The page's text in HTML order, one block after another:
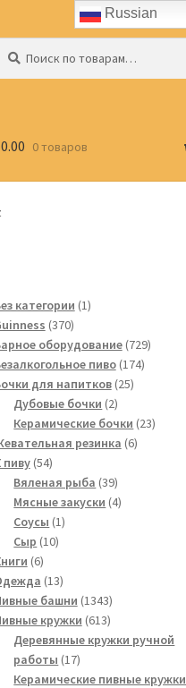
0.00 0 товаров
категории 11
370370
товаров
оборудование 729729
пиво 174174
для напитков 2525
Дубовые бочки 22
товара
Керамические бочки 2323
резинка 66
пиву 5454
товара
Вяленая рыба 3939
товаров
Мясные закуски 44
Соусы 11
Сыр 1010
66
товаров
1313
товаров
башни 13431343
товара
кружки 613613
товаров
Деревянные кружки ручной
работы 1717
товаров
Керамические пивные кружки
Russian